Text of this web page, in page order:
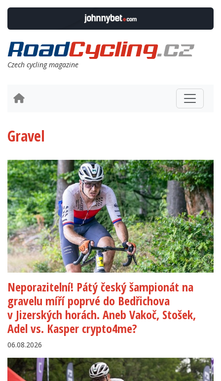
Czech cycling magazine
Gravel
Neporazitelní! Pátý český šampionát na
gravelu míří poprvé do Bedřichova
v Jizerských horách. Aneb Vakoč, Stošek,
Adel vs. Kasper crypto4me?
06.08.2026